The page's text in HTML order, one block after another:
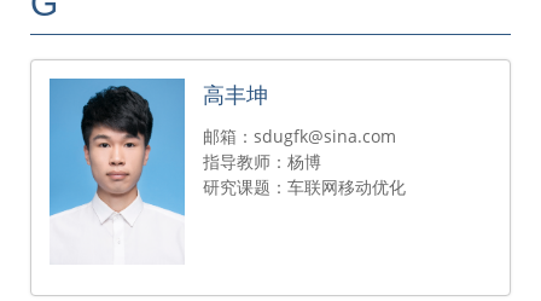
高丰坤
邮箱：sdugfk@sina.com
指导教师：杨博
研究课题：车联网移动优化